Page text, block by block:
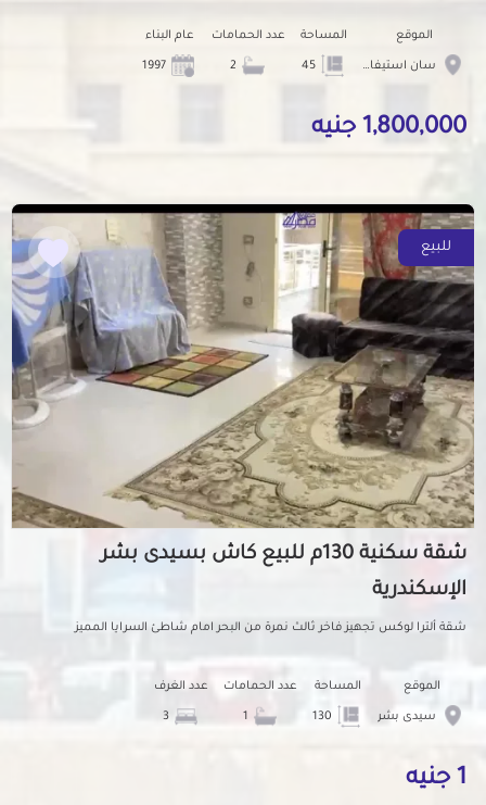
الموقع
سان استيفانو
المساحة عدد الحمامات عام البناء
1,800,000 جنيه
للبيع
شقة سكنية 130م للبيع كاش بسيدى بشر
الإسكندرية
شقة ألترا لوكس تجهيز فاخر ثالث نمرة من البحر امام شاطئ السرايا المميز
الموقع
سيدى بشر
المساحة عدد الحمامات عدد الغرف
1 جنيه